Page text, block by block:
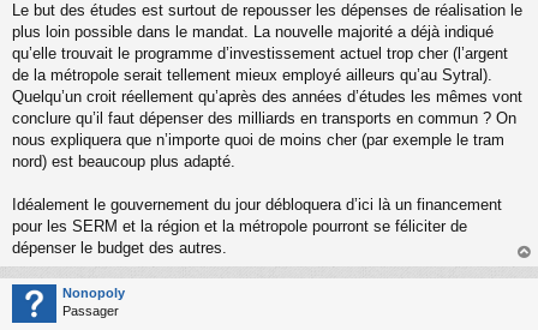
e
n
o
n
l
u
Le but des études est surtout de repousser les dépenses de réalisation le
plus loin possible dans le mandat. La nouvelle majorité a déjà indiqué
qu’elle trouvait le programme d’investissement actuel trop cher (l’argent
de la métropole serait tellement mieux employé ailleurs qu’au Sytral).
Quelqu’un croit réellement qu’après des années d’études les mêmes vont
conclure qu’il faut dépenser des milliards en transports en commun ? On
nous expliquera que n’importe quoi de moins cher (par exemple le tram
nord) est beaucoup plus adapté.
Idéalement le gouvernement du jour débloquera d’ici là un financement
pour les SERM et la région et la métropole pourront se féliciter de
dépenser le budget des autres.
au
Nonopoly
Passager